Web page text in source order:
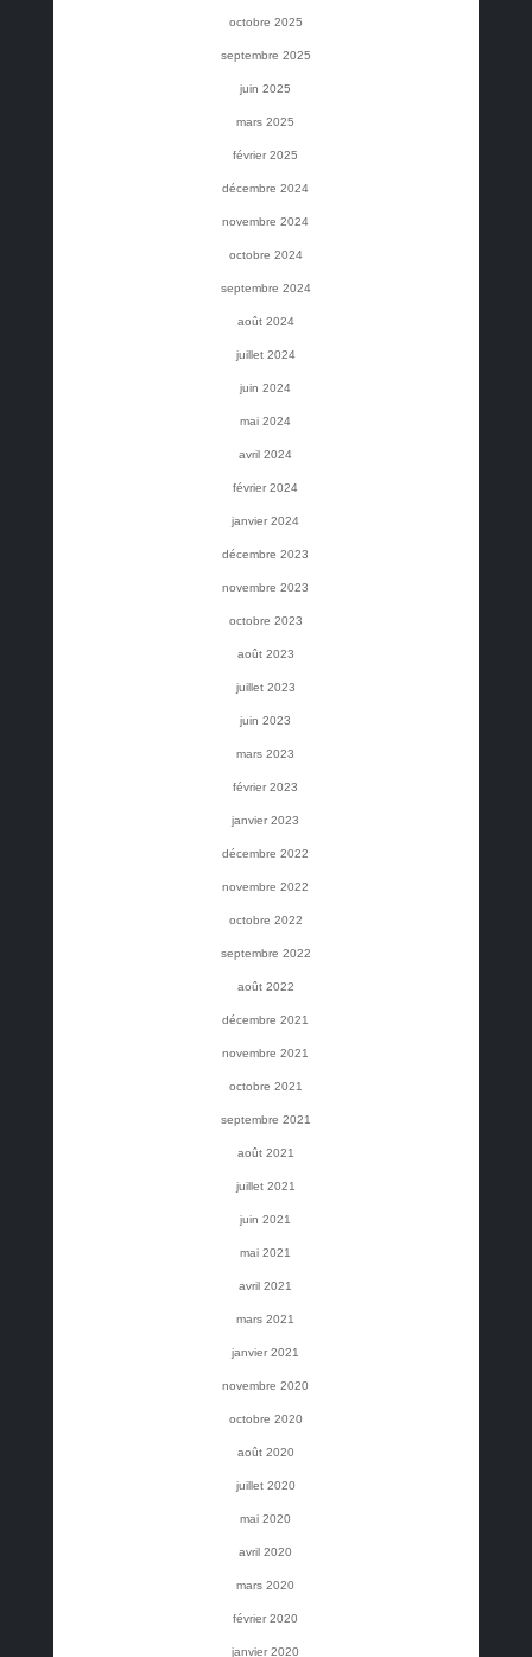
octobre 2025
septembre 2025
juin 2025
mars 2025
février 2025
décembre 2024
novembre 2024
octobre 2024
septembre 2024
août 2024
juillet 2024
juin 2024
mai 2024
avril 2024
février 2024
janvier 2024
décembre 2023
novembre 2023
octobre 2023
août 2023
juillet 2023
juin 2023
mars 2023
février 2023
janvier 2023
décembre 2022
novembre 2022
octobre 2022
septembre 2022
août 2022
décembre 2021
novembre 2021
octobre 2021
septembre 2021
août 2021
juillet 2021
juin 2021
mai 2021
avril 2021
mars 2021
janvier 2021
novembre 2020
octobre 2020
août 2020
juillet 2020
mai 2020
avril 2020
mars 2020
février 2020
janvier 2020